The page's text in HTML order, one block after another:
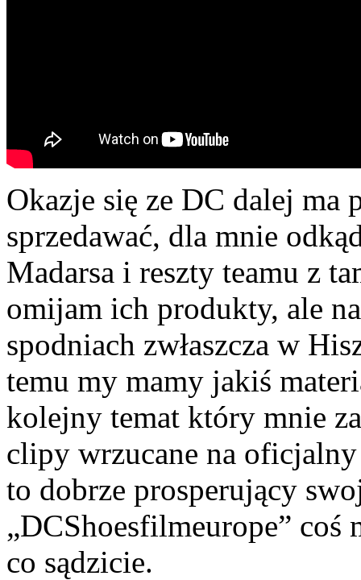
Okazje się ze DC dalej ma
sprzedawać, dla mnie
Madarsa i reszty teamu z
omijam ich produkty, ale
spodniach zwłaszcza w
temu my mamy jakiś
kolejny temat który mnie
clipy wrzucane na
to dobrze prosperujący
„DCShoesfilmeurope” coś
co sądzicie.